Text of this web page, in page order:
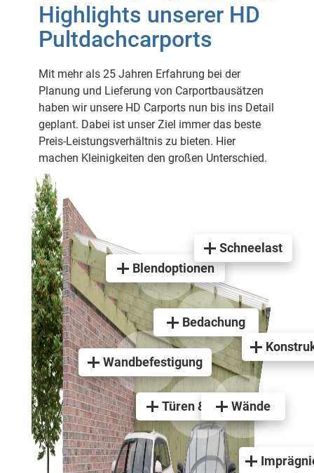
Highlights unserer HD
Pultdachcarports
Mit mehr als 25 Jahren Erfahrung bei der
Planung und Lieferung von Carportbausätzen
haben wir unsere HD Carports nun bis ins Detail
geplant. Dabei ist unser Ziel immer das beste
Preis-Leistungsverhältnis zu bieten. Hier
machen Kleinigkeiten den großen Unterschied.
Wandbefestigung
Türen & Fenster
Blendoptionen
Bedachung
Schneelast
Wände